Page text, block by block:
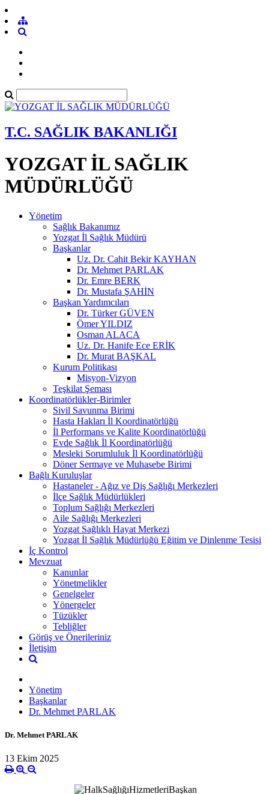
T.C. SAĞLIK BAKANLIĞI
YOZGAT İL SAĞLIK
MÜDÜRLÜĞÜ
Yönetim
Sağlık Bakanımız
Yozgat İl Sağlık Müdürü
Başkanlar
Uz. Dr. Cahit Bekir KAYHAN
Dr. Mehmet PARLAK
Dr. Emre BERK
Dr. Mustafa ŞAHİN
Başkan Yardımcıları
Dr. Türker GÜVEN
Ömer YILDIZ
Osman ALACA
Uz. Dr. Hanife Ece ERİK
Dr. Murat BAŞKAL
Kurum Politikası
Misyon-Vizyon
Teşkilat Şeması
Koordinatörlükler-Birimler
Sivil Savunma Birimi
Hasta Hakları İl Koordinatörlüğü
İl Performans ve Kalite Koordinatörlüğü
Evde Sağlık İl Koordinatörlüğü
Mesleki Sorumluluk İl Koordinatörlüğü
Döner Sermaye ve Muhasebe Birimi
Bağlı Kuruluşlar
Hastaneler - Ağız ve Diş Sağlığı Merkezleri
İlçe Sağlık Müdürlükleri
Toplum Sağlığı Merkezleri
Aile Sağlığı Merkezleri
Yozgat Sağlıklı Hayat Merkezi
Yozgat İl Sağlık Müdürlüğü Eğitim ve Dinlenme Tesisi
İç Kontrol
Mevzuat
Kanunlar
Yönetmelikler
Genelgeler
Yönergeler
Tüzükler
Tebliğler
Görüş ve Önerileriniz
İletişim
Yönetim
Başkanlar
Dr. Mehmet PARLAK
Dr. Mehmet PARLAK
13 Ekim 2025